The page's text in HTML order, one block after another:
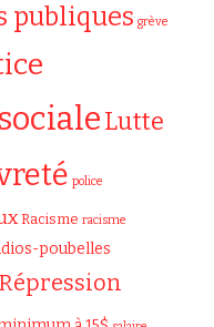
publiques grève
Lutte
police
Racisme racisme
poubelles
Répression